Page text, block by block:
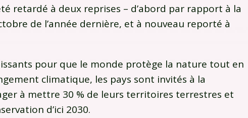
retardé à deux reprises – d’abord par rapport à la
de l’année dernière, et à nouveau reporté à
pour que le monde protège la nature tout en
climatique, les pays sont invités à la
à mettre 30 % de leurs territoires terrestres et
d’ici 2030.